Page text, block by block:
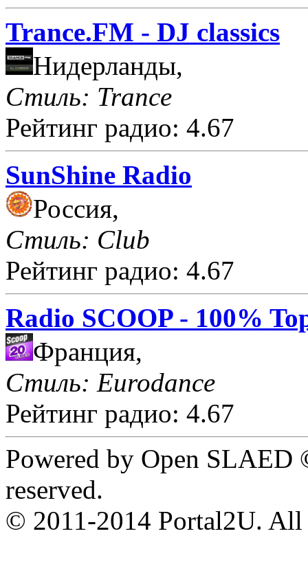
Trance.FM - DJ classics
Нидерланды,
Стиль: Trance
Рейтинг радио: 4.67
SunShine Radio
Россия,
Стиль: Club
Рейтинг радио: 4.67
Radio SCOOP - 100%
Франция,
Стиль: Eurodance
Рейтинг радио: 4.67
Powered by Open
reserved.
© 2011-2014 Portal2U. All